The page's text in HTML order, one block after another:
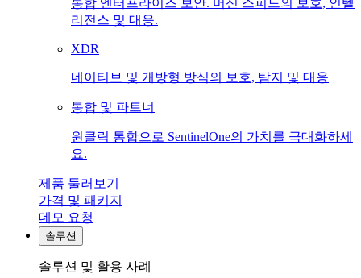
통합 엔터프라이즈 보안. 머신 스피드의 보호, 인텔
리전스 및 대응.
XDR
네이티브 및 개방형 방식의 보호, 탐지 및 대응
통합 및 파트너
원클릭 통합으로 SentinelOne의 가치를 극대화하세
요.
제품 둘러보기
가격 및 패키지
데모 요청
솔루션
솔루션 및 활용 사례